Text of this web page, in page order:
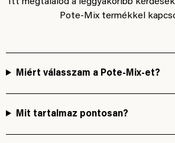
Pote-Mix termékkel
Miért válasszam a Pote-Mix-et?
Mit tartalmaz pontosan?